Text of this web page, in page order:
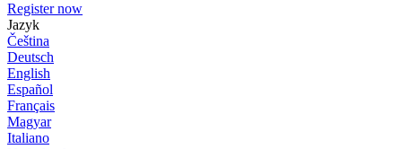
Register now
Jazyk
Čeština
Deutsch
English
Español
Français
Magyar
Italiano